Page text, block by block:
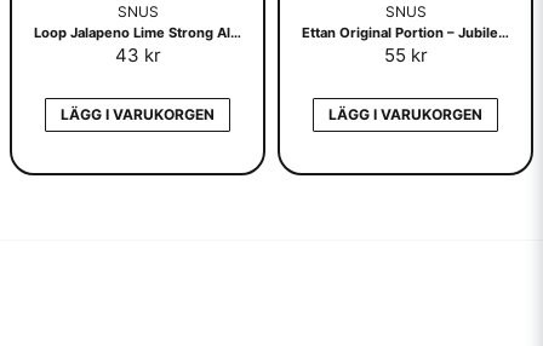
SNUS
Loop Jalapeno Lime Strong All White
43 kr
LÄGG I VARUKORGEN
SNUS
Ettan Original Portion – Jubileumsdosa
55 kr
LÄGG I VARUKORGEN